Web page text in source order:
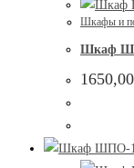
Шкафы и
Шкаф
1650,00